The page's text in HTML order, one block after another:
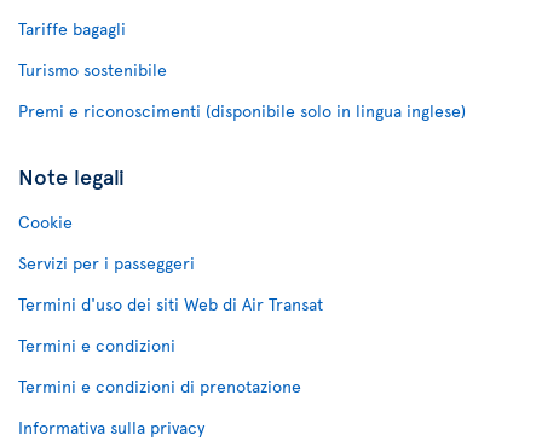
Tariffe bagagli
Turismo sostenibile
Premi e riconoscimenti (disponibile solo in lingua inglese)
Note legali
Cookie
Servizi per i passeggeri
Termini d'uso dei siti Web di Air Transat
Termini e condizioni
Termini e condizioni di prenotazione
Informativa sulla privacy